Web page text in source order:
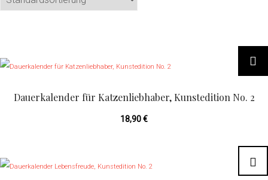
Dauerkalender für Katzenliebhaber, Kunstedition No. 2
18,90€